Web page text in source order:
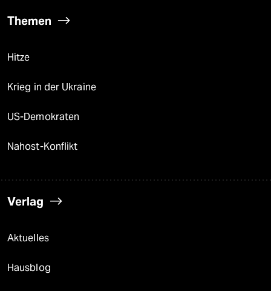
Themen
Hitze
Krieg in der Ukraine
US-Demokraten
Nahost-Konflikt
Verlag
Aktuelles
Hausblog